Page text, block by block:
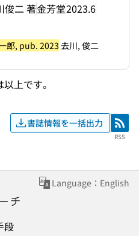
俊二 著金芳堂2023.6
郎, pub. 2023 去川, 俊二
上です。
書誌情報を一括出力 RSS
RSS
Language：English
段